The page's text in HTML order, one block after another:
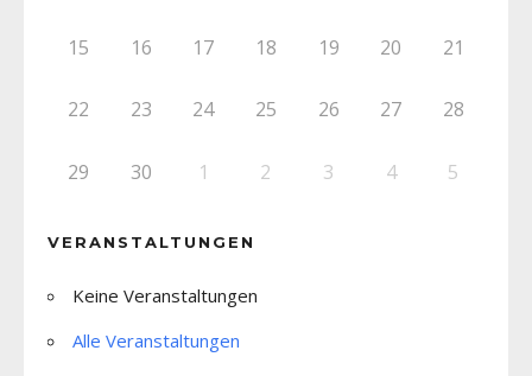
15 16 17 18 19 20 21
22 23 24 25 26 27 28
29 30 1 2 3 4 5
VERANSTALTUNGEN
Keine Veranstaltungen
Alle Veranstaltungen